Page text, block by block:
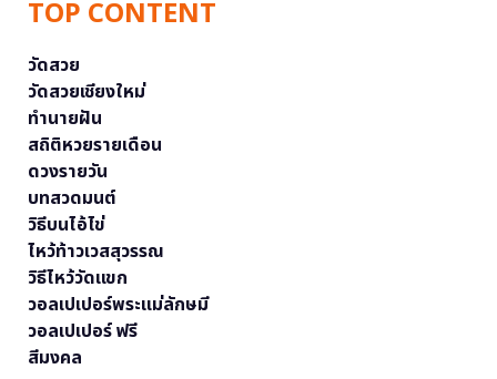
TOP CONTENT
วัดสวย
วัดสวยเชียงใหม่
ทำนายฝัน
สถิติหวยรายเดือน
ดวงรายวัน
บทสวดมนต์
วิธีบนไอ้ไข่
ไหว้ท้าวเวสสุวรรณ
วิธีไหว้วัดแขก
วอลเปเปอร์พระแม่ลักษมี
วอลเปเปอร์ ฟรี
สีมงคล